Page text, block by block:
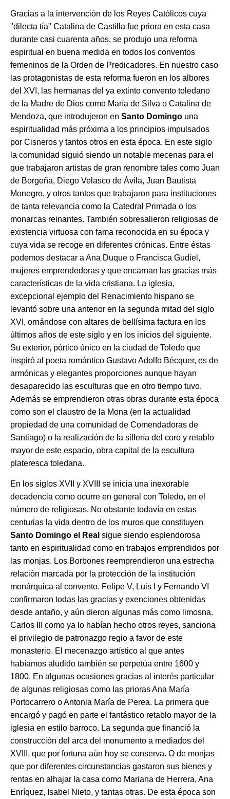
Gracias a la intervención de los Reyes Católicos cuya
"dilecta tía" Catalina de Castilla fue priora en esta casa
durante casi cuarenta años, se produjo una reforma
espiritual en buena medida en todos los conventos
femeninos de la Orden de Predicadores. En nuestro caso
las protagonistas de esta reforma fueron en los albores
del XVI, las hermanas del ya extinto convento toledano
de la Madre de Dios como María de Silva o Catalina de
Mendoza, que introdujeron en Santo Domingo una
espiritualidad más próxima a los principios impulsados
por Cisneros y tantos otros en esta época. En este siglo
la comunidad siguió siendo un notable mecenas para el
que trabajaron artistas de gran renombre tales como Juan
de Borgoña, Diego Velasco de Ávila, Juan Bautista
Monegro, y otros tantos que trabajaron para instituciones
de tanta relevancia como la Catedral Primada o los
monarcas reinantes. También sobresalieron religiosas de
existencia virtuosa con fama reconocida en su época y
cuya vida se recoge en diferentes crónicas. Entre éstas
podemos destacar a Ana Duque o Francisca Gudiel,
mujeres emprendedoras y que encarnan las gracias más
características de la vida cristiana. La iglesia,
excepcional ejemplo del Renacimiento hispano se
levantó sobre una anterior en la segunda mitad del siglo
XVI, ornándose con altares de bellísima factura en los
últimos años de este siglo y en los inicios del siguiente.
Su exterior, pórtico único en la ciudad de Toledo que
inspiró al poeta romántico Gustavo Adolfo Bécquer, es de
armónicas y elegantes proporciones aunque hayan
desaparecido las esculturas que en otro tiempo tuvo.
Además se emprendieron otras obras durante esta época
como son el claustro de la Mona (en la actualidad
propiedad de una comunidad de Comendadoras de
Santiago) o la realización de la sillería del coro y retablo
mayor de este espacio, obra capital de la escultura
plateresca toledana.
En los siglos XVII y XVIII se inicia una inexorable
decadencia como ocurre en general con Toledo, en el
número de religiosas. No obstante todavía en estas
centurias la vida dentro de los muros que constituyen
Santo Domingo el Real sigue siendo esplendorosa
tanto en espiritualidad como en trabajos emprendidos por
las monjas. Los Borbones reemprendieron una estrecha
relación marcada por la protección de la institución
monárquica al convento. Felipe V, Luis I y Fernando VI
confirmaron todas las gracias y exenciones obtenidas
desde antaño, y aún dieron algunas más como limosna.
Carlos III como ya lo habían hecho otros reyes, sanciona
el privilegio de patronazgo regio a favor de este
monasterio. El mecenazgo artístico al que antes
habíamos aludido también se perpetúa entre 1600 y
1800. En algunas ocasiones gracias al interés particular
de algunas religiosas como las prioras Ana María
Portocarrero o Antonia María de Perea. La primera que
encargó y pagó en parte el fantástico retablo mayor de la
iglesia en estilo barroco. La segunda que financió la
construcción del arca del monumento a mediados del
XVIII, que por fortuna aún hoy se conserva. O de monjas
que por diferentes circunstancias gastaron sus bienes y
rentas en alhajar la casa como Mariana de Herrera, Ana
Enríquez, Isabel Nieto, y tantas otras. De esta época son